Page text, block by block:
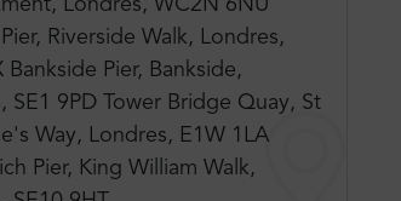
Riverside Walk, Londres,
Bankside Pier, Bankside,
SE1 9PD Tower Bridge Quay, St
Way, Londres, E1W 1LA
Pier, King William Walk,